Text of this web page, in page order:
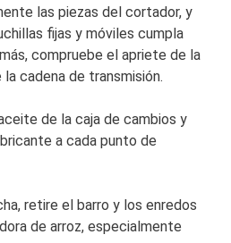
las piezas del cortador, y
fijas y móviles cumpla
compruebe el apriete de la
cadena de transmisión.
de la caja de cambios y
a cada punto de
retire el barro y los enredos
de arroz, especialmente